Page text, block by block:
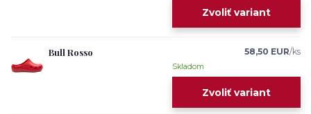
Zvoliť variant
Bull Rosso 58,50 EUR/ks
Skladom
Zvoliť variant